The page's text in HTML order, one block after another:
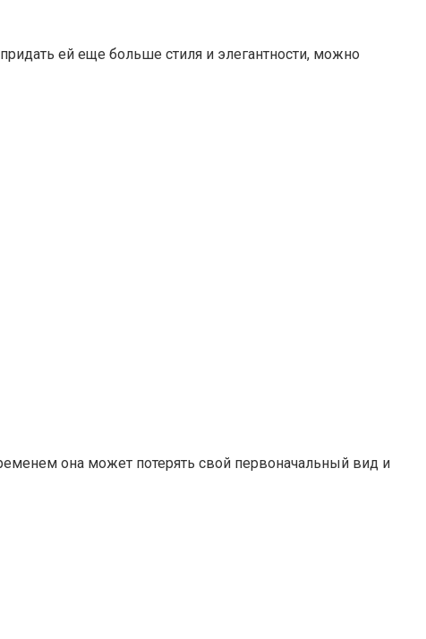
ей еще больше стиля и элегантности, можно
она может потерять свой первоначальный вид и